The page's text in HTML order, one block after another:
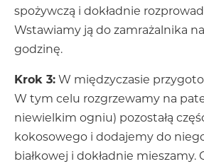
spożywczą i dokładnie
Wstawiamy ją do zamrażalnika
godzinę.
Krok 3: W międzyczasie
W tym celu rozgrzewamy na
niewielkim ogniu) pozostałą
kokosowego i dodajemy do
białkowej i dokładnie mieszamy.